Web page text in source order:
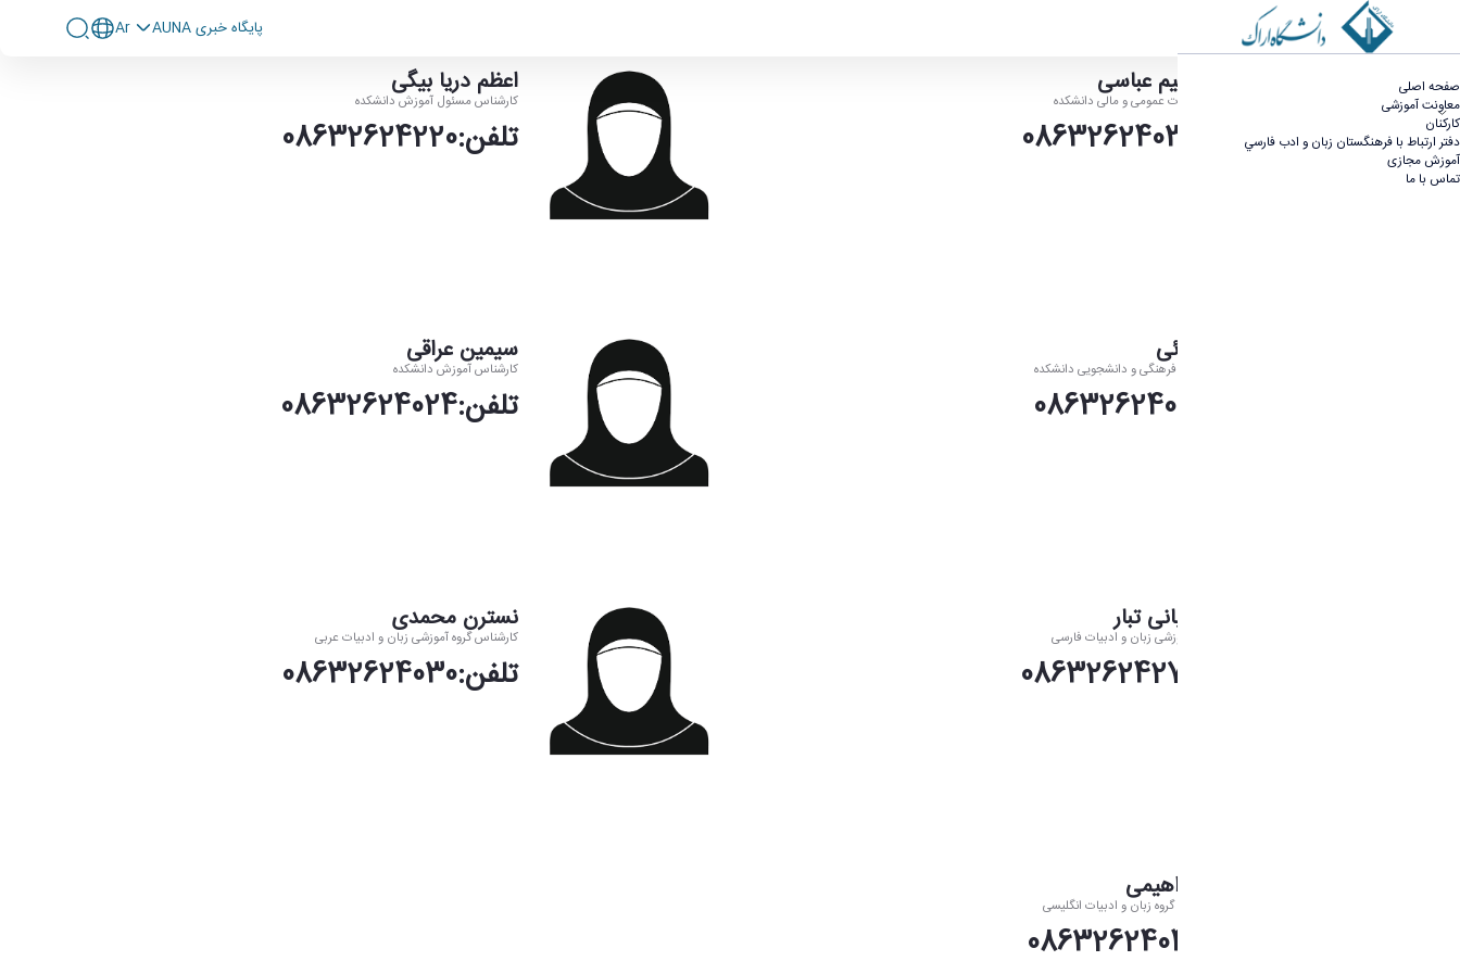
صفحه اصلی
معاونت آموزشی
کارکنان
دفتر ارتباط با فرهنگستان زبان و ادب فارسي
آموزش مجازی
تماس با ما
پايگاه خبری AUNA Ar
کارکنان - دانشکده ادبیات و زبان های خارجی
ملک ابراهیم عباسی
رئیس اداره خدمات عمومی و مالی دانشکده
تلفن:08632624032
اعظم دریا بیگی
کارشناس مسئول آموزش دانشکده
تلفن:08632624220
رضا صحرائی
کارشناس مسئول فرهنگی و دانشجویی دانشکده
سیمین عراقی
کارشناس آموزش دانشکده
تلفن:08632624024
محمد خوبانی تبار
کارشناس گروه آموزشی زبان و ادبیات فارسی
نسترن محمدی
کارشناس گروه آموزشی زبان و ادبیات عربی
تلفن:08632624030
نسترن ابراهیمی
کارشناس آموزشی گروه زبان و ادبیات انگلیسی